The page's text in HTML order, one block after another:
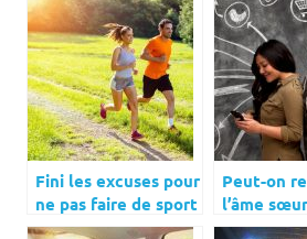
Fini les excuses pour
ne pas faire de sport
Peut-on
l’âme
tchat en